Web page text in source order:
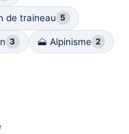
de traineau 5
3 🗻 Alpinisme 2